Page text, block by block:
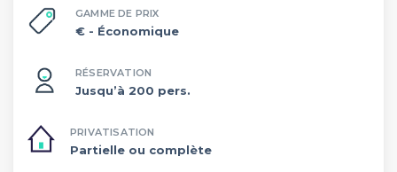
GAMME DE PRIX
€ - Économique
RÉSERVATION
Jusqu’à 200 pers.
PRIVATISATION
Partielle ou complète